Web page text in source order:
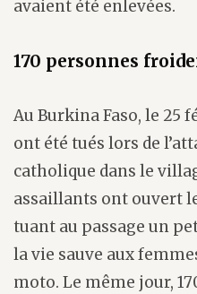
avaient été enlevées.
170 personnes
Au Burkina Faso, le 25
ont été tués lors de
catholique dans le
assaillants ont ouvert
tuant au passage un
la vie sauve aux
moto. Le même jour,